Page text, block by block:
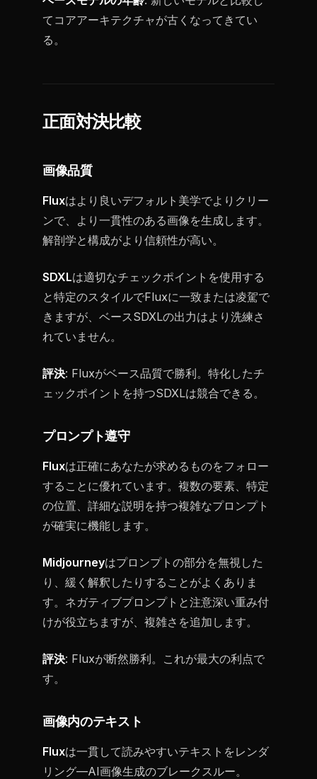
てコアアーキテクチャが古くなってきてい
る。
正面対決比較
画像品質
Fluxはより良いデフォルト美学でよりクリー
ンで、より一貫性のある画像を生成します。
解剖学と構成がより信頼性が高い。
SDXLは適切なチェックポイントを使用する
と特定のスタイルでFluxに一致または凌駕で
きますが、ベースSDXLの出力はより洗練さ
れていません。
評決: Fluxがベース品質で勝利。特化したチ
ェックポイントを持つSDXLは競合できる。
プロンプト遵守
Fluxは正確にあなたが求めるものをフォロー
することに優れています。複数の要素、特定
の位置、詳細な説明を持つ複雑なプロンプト
が確実に機能します。
Midjourneyはプロンプトの部分を無視した
り、緩く解釈したりすることがよくありま
す。ネガティブプロンプトと注意深い重み付
けが役立ちますが、複雑さを追加します。
評決: Fluxが断然勝利。これが最大の利点で
す。
画像内のテキスト
Fluxは一貫して読みやすいテキストをレンダ
リング—AI画像生成のブレークスルー。